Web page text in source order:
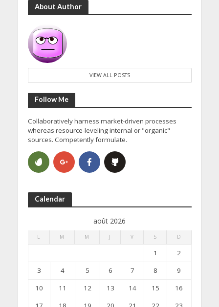
About Author
VIEW ALL POSTS
Follow Me
Collaboratively harness market-driven processes
whereas resource-leveling internal or "organic"
sources. Competently formulate.
Calendar
août 2026
L M M J V S D
1
2
3
4 5 6 7 8
9
10
11 12 13 14 15
16